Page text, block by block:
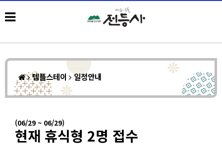
템플스테이 일정안내
(06/29 ~ 06/29)
현재 휴식형 2명 접수